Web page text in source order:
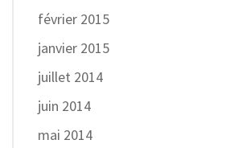
février 2015
janvier 2015
juillet 2014
juin 2014
mai 2014